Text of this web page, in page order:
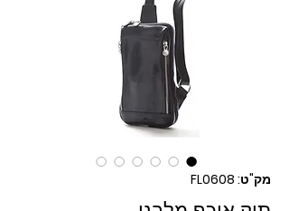
מק"ט: FL0608